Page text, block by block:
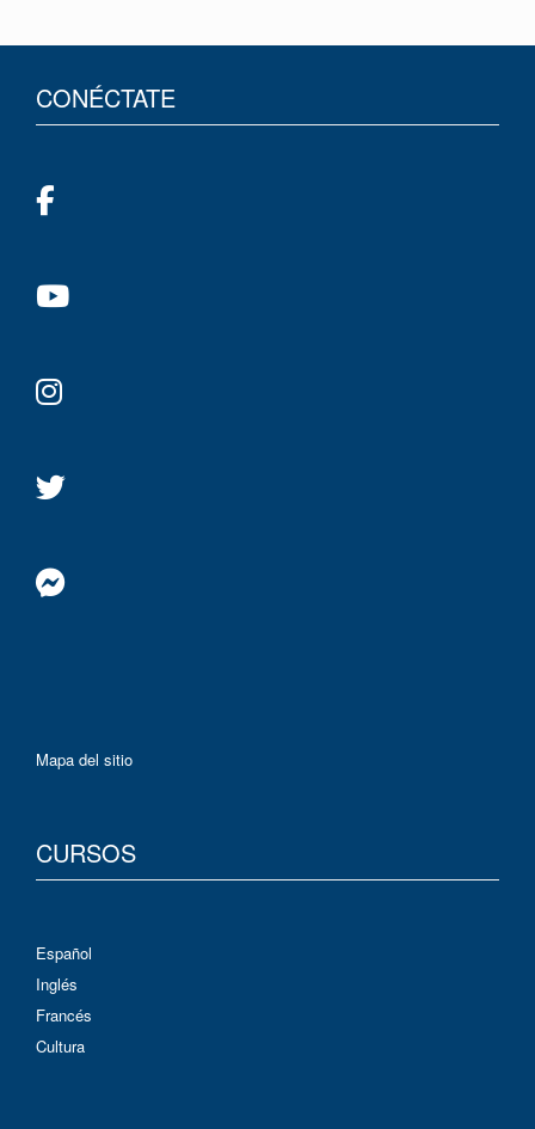
CONÉCTATE
Mapa del sitio
CURSOS
Español
Inglés
Francés
Cultura